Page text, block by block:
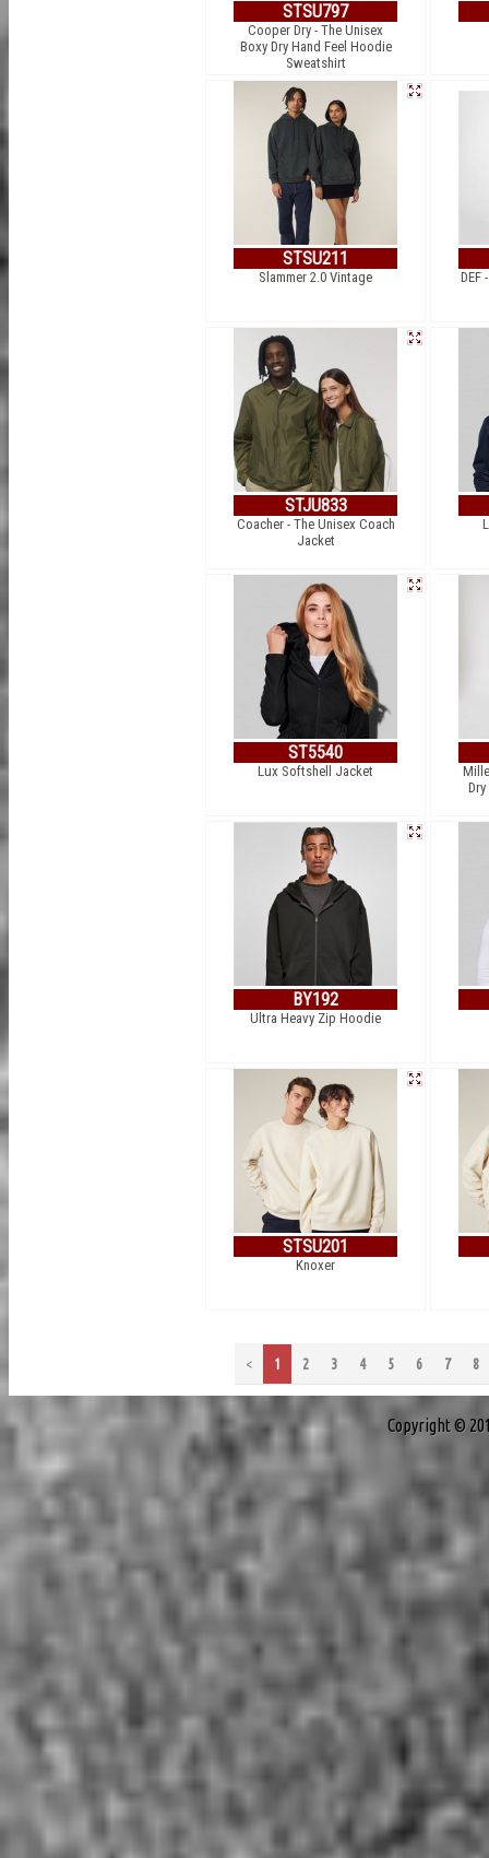
STSU797
Cooper Dry - The Unisex
Boxy Dry Hand Feel Hoodie
Sweatshirt
STSU211
Slammer 2.0 Vintage DEF
STJU833
Coacher - The Unisex Coach
Jacket
ST5540
Lux Softshell Jacket
BY192
Ultra Heavy Zip Hoodie
STSU201
Knoxer
< 1 2 3 4 5 6 7 8
Copyright ©